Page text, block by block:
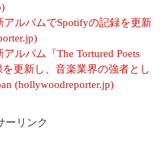
ルバムでSpotifyの記録を更新
ルバム『The Tortured Poets
更新し、音楽業界の強者とし
(hollywoodreporter.jp)
ーリンク